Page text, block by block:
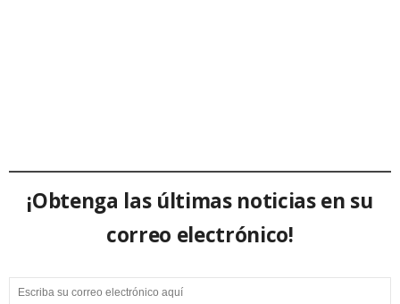
¡Obtenga las últimas noticias en su
correo electrónico!